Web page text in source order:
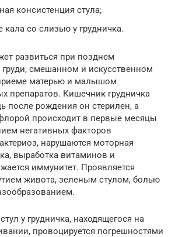
консистенция стула;
кала со слизью у грудничка.
развиться при позднем
смешанном и искусственном
матерью и малышом
препаратов. Кишечник грудничка
после рождения он стерилен, а
происходит в первые месяцы
негативных факторов
нарушаются моторная
выработка витаминов и
иммунитет. Проявляется
живота, зеленым стулом, болью
у грудничка, находящегося на
провоцируется погрешностями